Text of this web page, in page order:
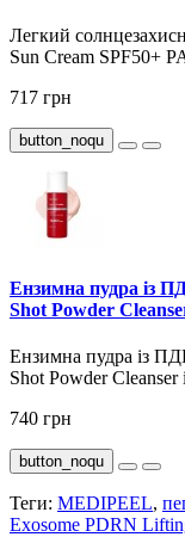
Легкий
Sun Cream SPF50+
717 грн
button_noqu
Ензимна пудра із
Shot Powder
Ензимна пудра із
Shot Powder
740 грн
button_noqu
Теги: MEDIPEEL,
Exosome PDRN